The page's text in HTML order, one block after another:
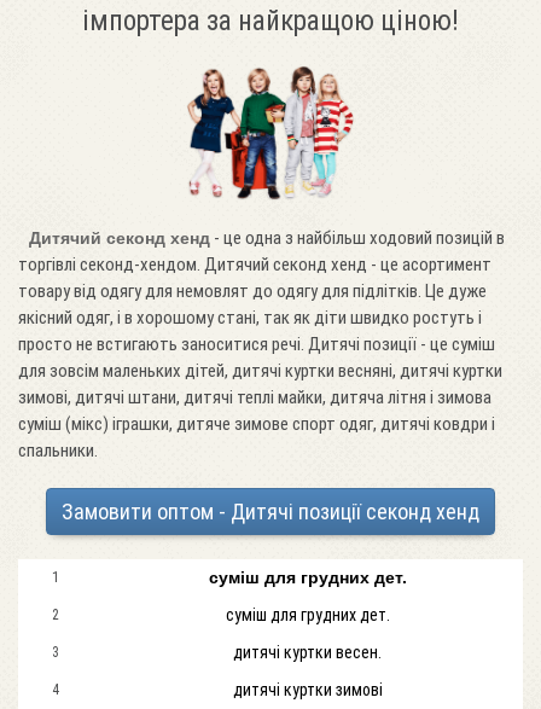
імпортера за найкращою ціною!
Дитячий секонд хенд - це одна з найбільш ходовий позицій в
торгівлі секонд-хендом. Дитячий секонд хенд - це асортимент
товару від одягу для немовлят до одягу для підлітків. Це дуже
якісний одяг, і в хорошому стані, так як діти швидко ростуть і
просто не встигають заноситися речі. Дитячі позиції - це суміш
для зовсім маленьких дітей, дитячі куртки весняні, дитячі куртки
зимові, дитячі штани, дитячі теплі майки, дитяча літня і зимова
суміш (мікс) іграшки, дитяче зимове спорт одяг, дитячі ковдри і
спальники.
Замовити оптом - Дитячі позиції секонд хенд
1 суміш для грудних дет.
2 суміш для грудних дет.
3 дитячі куртки весен.
4 дитячі куртки зимові